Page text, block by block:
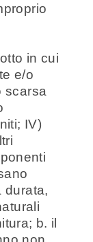
in cui
e/o
scarsa
IV)
durata,
b. il